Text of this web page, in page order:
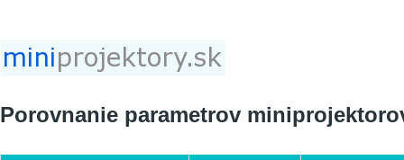
Porovnanie parametrov